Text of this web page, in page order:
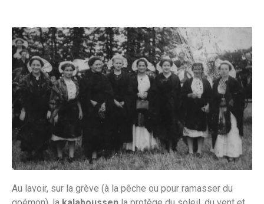
Au lavoir, sur la grève (à la pêche ou pour ramasser du